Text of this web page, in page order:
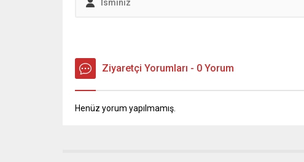
Ziyaretçi Yorumları - 0 Yorum
Henüz yorum yapılmamış.